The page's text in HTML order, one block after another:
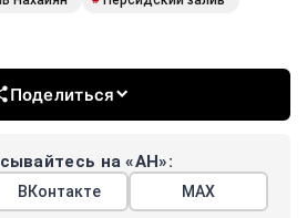
Поделиться
на «АН»:
ВКонтакте МАХ